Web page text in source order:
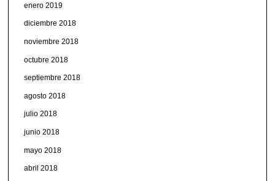
enero 2019
diciembre 2018
noviembre 2018
octubre 2018
septiembre 2018
agosto 2018
julio 2018
junio 2018
mayo 2018
abril 2018